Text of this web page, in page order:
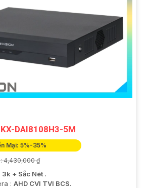
DAI8108H3-5M
Mại: 5%-35%
4,430,000 ₫
3k + Sắc Nét .
: AHD CVI TVI BCS.